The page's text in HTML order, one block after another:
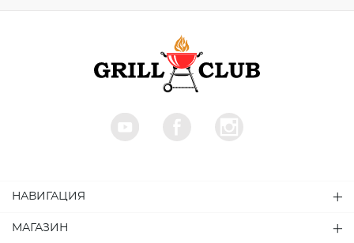
НАВИГАЦИЯ
МАГАЗИН